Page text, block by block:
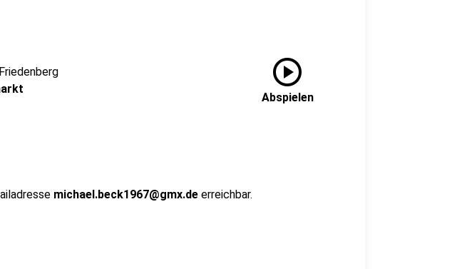
play_circle
Abspielen
michael.beck1967@gmx.de erreichbar.